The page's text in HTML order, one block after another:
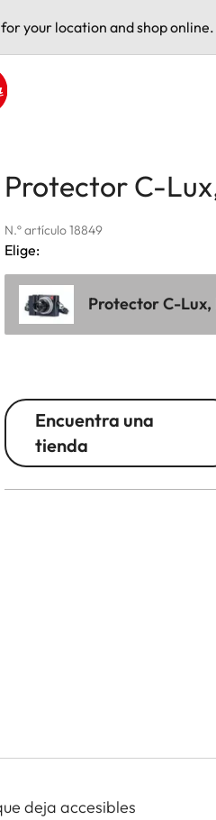
your location and shop online.
Protector C-
N.º artículo 18849
Elige:
Protector C-
Encuentra una
tienda
deja accesibles